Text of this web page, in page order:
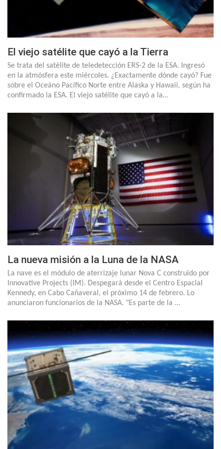
El viejo satélite que cayó a la Tierra
Se trata del satélite de teledetección ERS-2 de la ESA. Ingresó
en la atmósfera este miércoles. ¿Exactamente dónde cayó? Fue
sobre el Oceáno Pacífico Norte entre Alaska y Hawaii, según ha
confirmado la ESA. El viejo satélite que cayó a la…
La nueva misión a la Luna de la NASA
La nave es el módulo de aterrizaje lunar Nova C construido por
Innovative Projects (IM). Despegará desde el Centro Espacial
Kennedy, en Cabo Cañaveral, el próximo 14 de febrero. Lo
anunciaron funcionarios de la NASA. "Es parte de la …